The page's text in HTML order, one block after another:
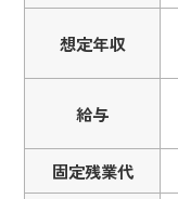
想定年収
給与
固定残業代